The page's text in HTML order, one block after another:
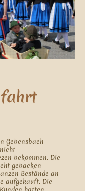
Gebensbach
bekommen. Die
gebacken
Bestände an
aufgekauft. Die